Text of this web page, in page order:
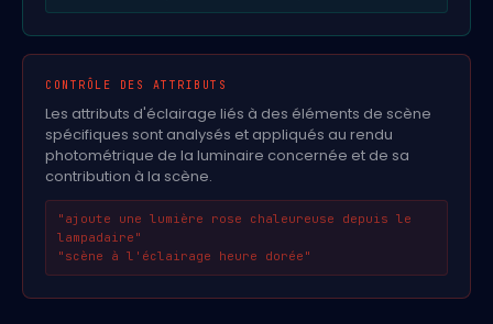
CONTRÔLE DES ATTRIBUTS
Les attributs d'éclairage liés à des éléments de scène
spécifiques sont analysés et appliqués au rendu
photométrique de la luminaire concernée et de sa
contribution à la scène.
"ajoute une lumière rose chaleureuse depuis le
lampadaire"
"scène à l'éclairage heure dorée"